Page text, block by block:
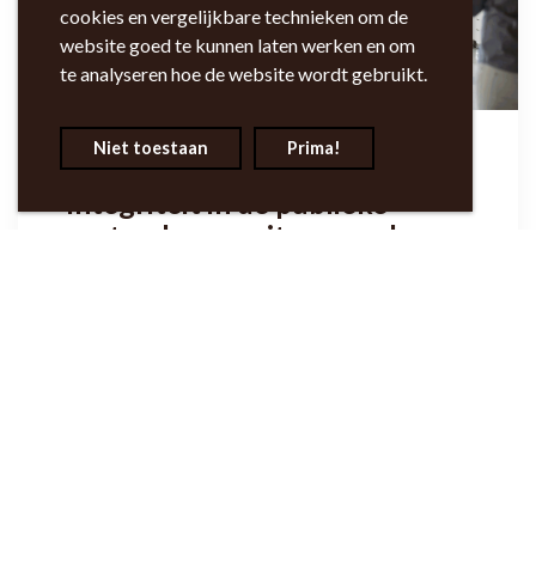
Integriteit in de publieke sector
Integriteit in de publieke
sector: lessen uit een reeks en
cookies en vergelijkbare technieken om de
website goed te kunnen laten werken en om
te analyseren hoe de website wordt gebruikt.
Niet toestaan Prima!